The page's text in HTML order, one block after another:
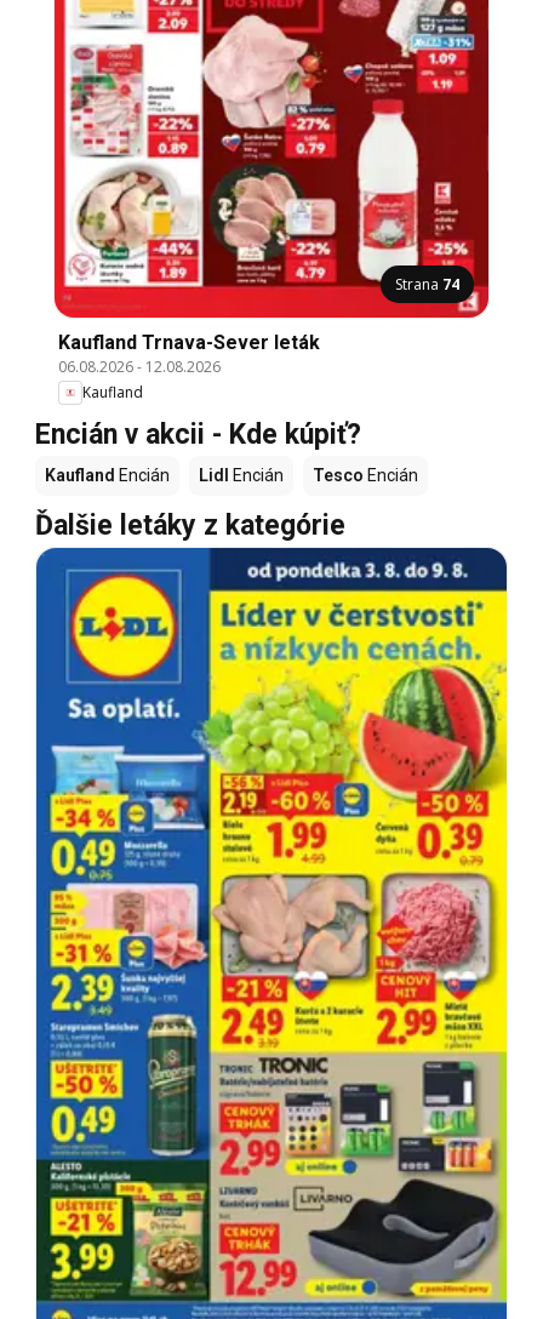
Strana 74
Kaufland Trnava-Sever leták
06.08.2026- 12.08.2026
Kaufland
Encián v akcii - Kde kúpiť?
Kaufland Encián Lidl Encián Tesco Encián
Ďalšie letáky z kategórie